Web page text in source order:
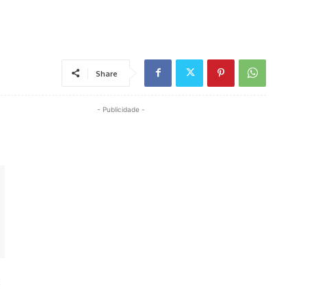
Share
- Publicidade -